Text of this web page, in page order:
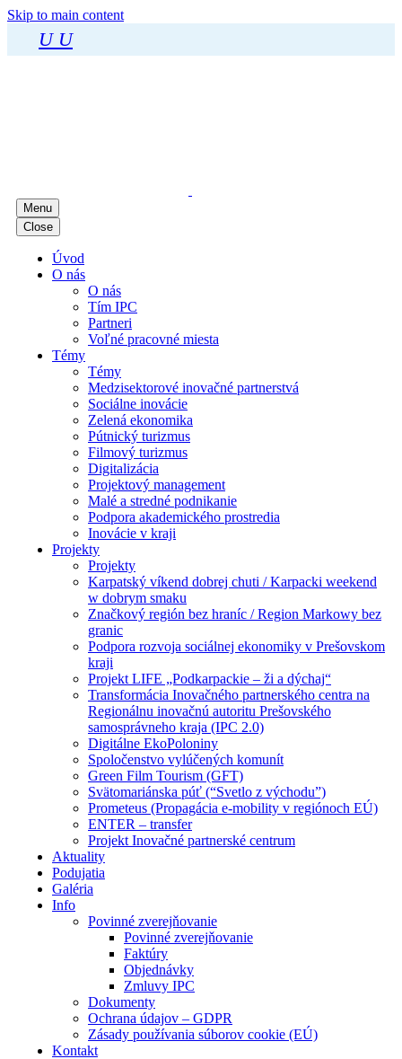
Skip to main content
U U
Menu
Close
Úvod
O nás
O nás
Tím IPC
Partneri
Voľné pracovné miesta
Témy
Témy
Medzisektorové inovačné partnerstvá
Sociálne inovácie
Zelená ekonomika
Pútnický turizmus
Filmový turizmus
Digitalizácia
Projektový management
Malé a stredné podnikanie
Podpora akademického prostredia
Inovácie v kraji
Projekty
Projekty
Karpatský víkend dobrej chuti / Karpacki weekend
w dobrym smaku
Značkový región bez hraníc / Region Markowy bez
granic
Podpora rozvoja sociálnej ekonomiky v Prešovskom
kraji
Projekt LIFE „Podkarpackie – ži a dýchaj“
Transformácia Inovačného partnerského centra na
Regionálnu inovačnú autoritu Prešovského
samosprávneho kraja (IPC 2.0)
Digitálne EkoPoloniny
Spoločenstvo vylúčených komunít
Green Film Tourism (GFT)
Svätomariánska púť (“Svetlo z východu”)
Prometeus (Propagácia e-mobility v regiónoch EÚ)
ENTER – transfer
Projekt Inovačné partnerské centrum
Aktuality
Podujatia
Galéria
Info
Povinné zverejňovanie
Povinné zverejňovanie
Faktúry
Objednávky
Zmluvy IPC
Dokumenty
Ochrana údajov – GDPR
Zásady používania súborov cookie (EÚ)
Kontakt